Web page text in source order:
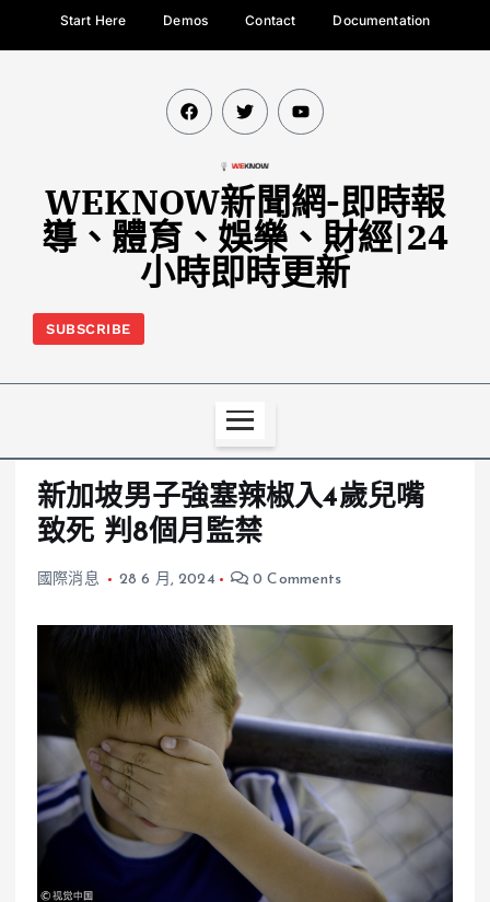
Start Here Demos Contact Documentation
WEKNOW新聞網-即時報
導、體育、娛樂、財經|24
小時即時更新
SUBSCRIBE
新加坡男子強塞辣椒入4歲兒嘴
致死 判8個月監禁
國際消息 28 6 月, 2024 0 Comments